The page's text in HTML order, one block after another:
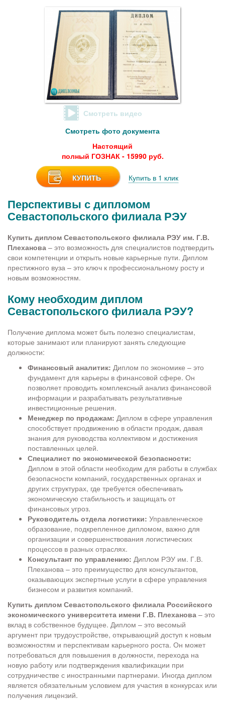
Смотреть видео
Смотреть фото документа
Настоящий
полный ГОЗНАК - 15990 руб.
КУПИТЬ Купить в 1 клик
Перспективы с дипломом
Севастопольского филиала РЭУ
Купить диплом Севастопольского филиала РЭУ им. Г.В.
Плеханова – это возможность для специалистов подтвердить
свои компетенции и открыть новые карьерные пути. Диплом
престижного вуза – это ключ к профессиональному росту и
новым возможностям.
Кому необходим диплом
Севастопольского филиала РЭУ?
Получение диплома может быть полезно специалистам,
которые занимают или планируют занять следующие
должности:
Финансовый аналитик: Диплом по экономике – это
фундамент для карьеры в финансовой сфере. Он
позволяет проводить комплексный анализ финансовой
информации и разрабатывать результативные
инвестиционные решения.
Менеджер по продажам: Диплом в сфере управления
способствует продвижению в области продаж, давая
знания для руководства коллективом и достижения
поставленных целей.
Специалист по экономической безопасности:
Диплом в этой области необходим для работы в службах
безопасности компаний, государственных органах и
других структурах, где требуется обеспечивать
экономическую стабильность и защищать от
финансовых угроз.
Руководитель отдела логистики: Управленческое
образование, подкрепленное дипломом, важно для
организации и совершенствования логистических
процессов в разных отраслях.
Консультант по управлению: Диплом РЭУ им. Г.В.
Плеханова – это преимущество для консультантов,
оказывающих экспертные услуги в сфере управления
бизнесом и развития компаний.
Купить диплом Севастопольского филиала Российского
экономического университета имени Г.В. Плеханова – это
вклад в собственное будущее. Диплом – это весомый
аргумент при трудоустройстве, открывающий доступ к новым
возможностям и перспективам карьерного роста. Он может
потребоваться для повышения в должности, перехода на
новую работу или подтверждения квалификации при
сотрудничестве с иностранными партнерами. Иногда диплом
является обязательным условием для участия в конкурсах или
получения лицензий.